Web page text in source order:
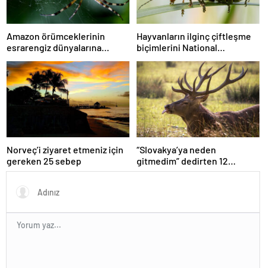
Amazon örümceklerinin
esrarengiz dünyalarına
gitmeye hazır olun.
Hayvanların ilginç çiftleşme
biçimlerini National
Geographic görüntüledi.
Norveç’i ziyaret etmeniz için
gereken 25 sebep
“Slovakya’ya neden
gitmedim” dedirten 12
fotoğraf